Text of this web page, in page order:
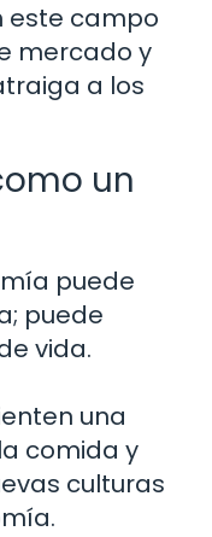
este campo
mercado y
a los
un
puede
puede
vida.
una
comida y
culturas